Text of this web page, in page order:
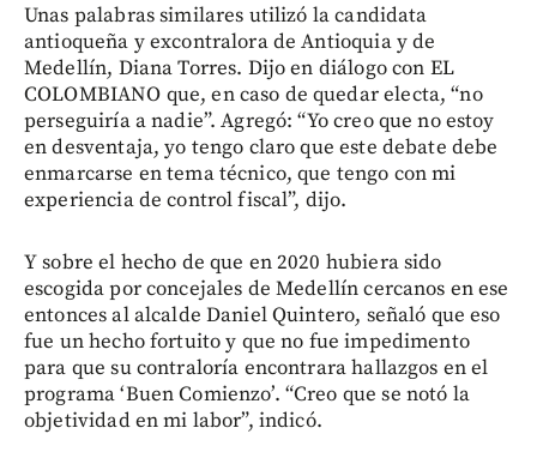
Unas palabras similares utilizó la candidata
antioqueña y excontralora de Antioquia y de
Medellín, Diana Torres. Dijo en diálogo con EL
COLOMBIANO que, en caso de quedar electa, “no
perseguiría a nadie”. Agregó: “Yo creo que no estoy
en desventaja, yo tengo claro que este debate debe
enmarcarse en tema técnico, que tengo con mi
experiencia de control fiscal”, dijo.
Y sobre el hecho de que en 2020 hubiera sido
escogida por concejales de Medellín cercanos en ese
entonces al alcalde Daniel Quintero, señaló que eso
fue un hecho fortuito y que no fue impedimento
para que su contraloría encontrara hallazgos en el
programa ‘Buen Comienzo’. “Creo que se notó la
objetividad en mi labor”, indicó.